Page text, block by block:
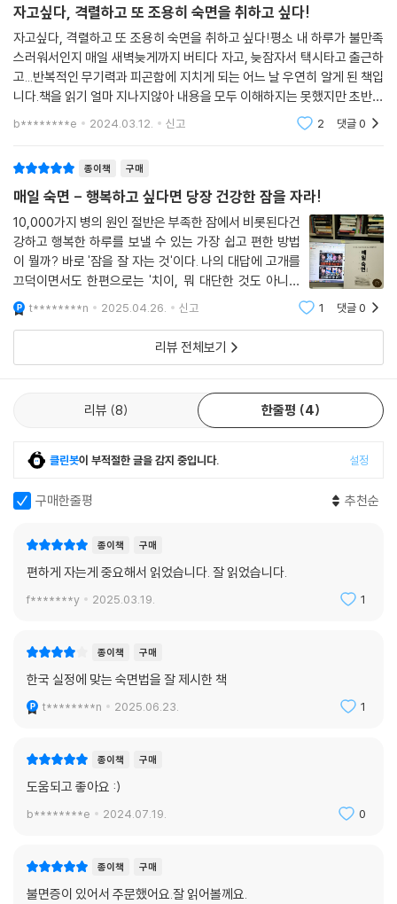
우리는 어젯밤 잘 잤는지를 판단할 때 보통 ‘얼마나 깊게 자는지’에만 집중
한다. 하지만 충분한 수면 시간, 우수한 수면 품질, 규칙적인 수면-각성 주
기, 이 세 가지 조건이 갖춰진 잠이 바로 우리가 추구해야 할 건강한 잠이
다. 건강한 잠은 우리 몸에 다음과 같은 효과를 불러일으킨다.
1) 몸의 성장과 회복을 돕는다
회복된다. 암 환자 회복 클리닉에서도 수술 또는 항암 치료 후 잘 자는 것을
강조한다. 깊은 잠은 몸을 구성하는 단백질 생성을 돕고, 양질의 잠을 자는
동안 뼈와 적혈구가 형성된다.
2) 면역 기능을 유지한다
잠이 부족하면 유독 피곤하고 몸에 이상이 느껴지는 이유는 무엇일까? 자
는 동안 우리 몸은 외부 감염 물질에 대항하는 항체를 만들어 신체를 보호
한다. 잠이 부족하거나 품질이 나쁘면 여러 질환에 쉽게 걸리고 회복도 잘
되지 않는다.
3) 신체대사를 조절한다
자는 동안 에너지를 보존하여 다음 날 활동을 준비한다. 우리 몸은 자는 동
안 음식을 섭취하지 않아도 혈당 수치가 정상으로 유지된다.
4) 뇌 건강, 특히 기억력 보존을 돕는다
은 잠이 부족하면 정보가 제대로 저장되지 않기 때문에 다음 날 꺼낼 정보
“잠이 보약이다”라는 말처럼 좋은 잠은 우리 삶의 질을 높인다. 건강한 잠
은 결국 건강한 인생과 이어진다. 많은 사람들이 너도나도 잘 자기를 희망
하는 것이 그 증거이기도 하다. 만약 낮에 너무 피곤하다면, 집중하기 힘들
를 확인해야 할 때이다.
자고싶다, 격렬하고 또 조용히 숙면을 취하고 싶다!
자고싶다, 격렬하고 또 조용히 숙면을 취하고 싶다!평소 내 하루가 불만족
스러워서인지 매일 새벽늦게까지 버티다 자고, 늦잠자서 택시타고 출근하
고...반복적인 무기력과 피곤함에 지치게 되는 어느 날 우연히 알게 된 책입
니다.책을 읽기 얼마 지나지않아 내용을 모두 이해하지는 못했지만 초반부
터 몰입이 되네요.독서에서 그치지않고 생활에 적용할 수 있길 스스로 바
b********e 2024.03.12. 신고 2 댓글0
종이책 구매
매일 숙면 - 행복하고 싶다면 당장 건강한 잠을 자라!
10,000가지 병의 원인 절반은 부족한 잠에서 비롯된다건
강하고 행복한 하루를 보낼 수 있는 가장 쉽고 편한 방법
이 뭘까? 바로 '잠을 잘 자는 것'이다. 나의 대답에 고개를
끄덕이면서도 한편으로는 '치이, 뭐 대단한 것도 아니네
뭐' 하련지도 모르겠지만, 곰곰이 따지고 보면 '잠'보다 소
중한 것은 없다. 잠을 푹 자지 못하면 온갖 병에 시달린다.
일단 뭐든 쉽게 스트레스를 받고 화를
t********n 2025.04.26. 신고 1 댓글0
리뷰 전체보기
리뷰 8 한줄평 4
클린봇이 부적절한 글을 감지 중입니다. 설정
구매한줄평 추천순
종이책 구매
편하게 자는게 중요해서 읽었습니다. 잘 읽었습니다.
f*******y 2025.03.19. 1
종이책 구매
한국 실정에 맞는 숙면법을 잘 제시한 책
t********n 2025.06.23. 1
종이책 구매
도움되고 좋아요 :)
b********e 2024.07.19. 0
종이책 구매
불면증이 있어서 주문했어요.잘 읽어볼께요.